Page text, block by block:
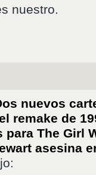
nuestro.
nuevos
remake de
para The Girl
asesina